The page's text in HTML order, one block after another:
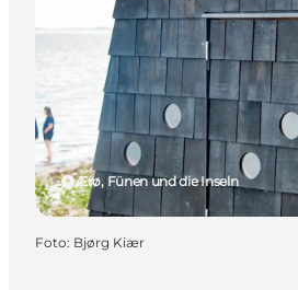
Ærø, Fünen und die Inseln
Foto: Bjørg Kiær